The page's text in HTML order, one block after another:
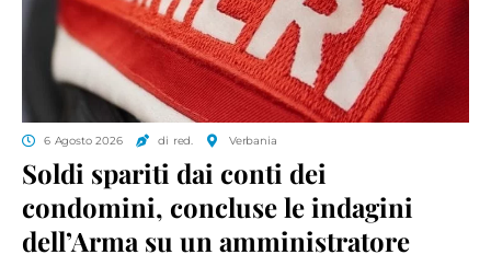
6 Agosto 2026 di red. Verbania
Soldi spariti dai conti dei
condomini, concluse le indagini
dell’Arma su un amministratore